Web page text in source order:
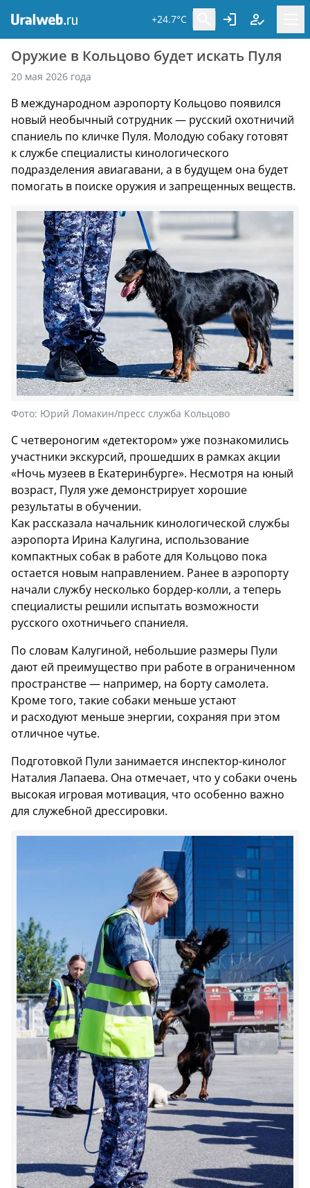
+24.7°C
Оружие в Кольцово будет искать Пуля
20 мая 2026 года
В международном аэропорту Кольцово появился
новый необычный сотрудник — русский охотничий
спаниель по кличке Пуля. Молодую собаку готовят
к службе специалисты кинологического
подразделения авиагавани, а в будущем она будет
помогать в поиске оружия и запрещенных веществ.
Фото: Юрий Ломакин/пресс служба Кольцово
С четвероногим «детектором» уже познакомились
участники экскурсий, прошедших в рамках акции
«Ночь музеев в Екатеринбурге». Несмотря на юный
возраст, Пуля уже демонстрирует хорошие
результаты в обучении.
Как рассказала начальник кинологической службы
аэропорта Ирина Калугина, использование
компактных собак в работе для Кольцово пока
остается новым направлением. Ранее в аэропорту
начали службу несколько бордер-колли, а теперь
специалисты решили испытать возможности
русского охотничьего спаниеля.
По словам Калугиной, небольшие размеры Пули
дают ей преимущество при работе в ограниченном
пространстве — например, на борту самолета.
Кроме того, такие собаки меньше устают
и расходуют меньше энергии, сохраняя при этом
отличное чутье.
Подготовкой Пули занимается инспектор-кинолог
Наталия Лапаева. Она отмечает, что у собаки очень
высокая игровая мотивация, что особенно важно
для служебной дрессировки.